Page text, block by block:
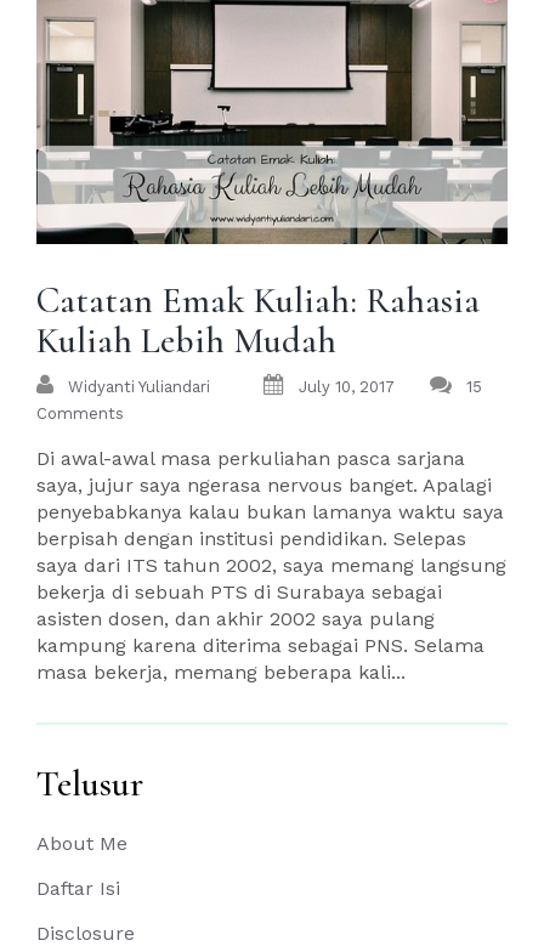
Catatan Emak Kuliah: Rahasia
Kuliah Lebih Mudah
Widyanti Yuliandari July 10, 2017
15
Comments
Di awal-awal masa perkuliahan pasca sarjana
saya, jujur saya ngerasa nervous banget. Apalagi
penyebabkanya kalau bukan lamanya waktu saya
berpisah dengan institusi pendidikan. Selepas
saya dari ITS tahun 2002, saya memang langsung
bekerja di sebuah PTS di Surabaya sebagai
asisten dosen, dan akhir 2002 saya pulang
kampung karena diterima sebagai PNS. Selama
masa bekerja, memang beberapa kali...
Telusur
About Me
Daftar Isi
Disclosure